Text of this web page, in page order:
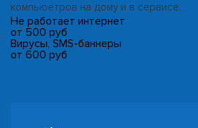
компьюетров на дому и в сервисе.
Не работает интернет
от 500 руб
Вирусы, SMS-баннеры
от 600 руб